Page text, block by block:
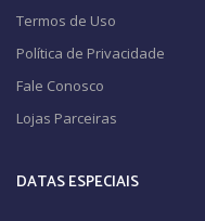
Termos de Uso
Política de Privacidade
Fale Conosco
Lojas Parceiras
DATAS ESPECIAIS